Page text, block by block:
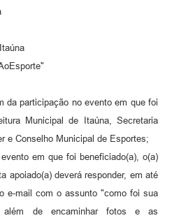
da participação no evento em que foi
Municipal de Itaúna, Secretaria
e Conselho Municipal de Esportes;
em que foi beneficiado(a), o(a)
apoiado(a) deverá responder, em até
e-mail com o assunto "como foi sua
além de encaminhar fotos e as